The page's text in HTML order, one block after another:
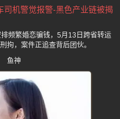
司机警觉报警-黑色产业链被揭
频繁婚恋骗钱，5月13日跨省转运
拘，案件正追查背后团伙。
鱼神